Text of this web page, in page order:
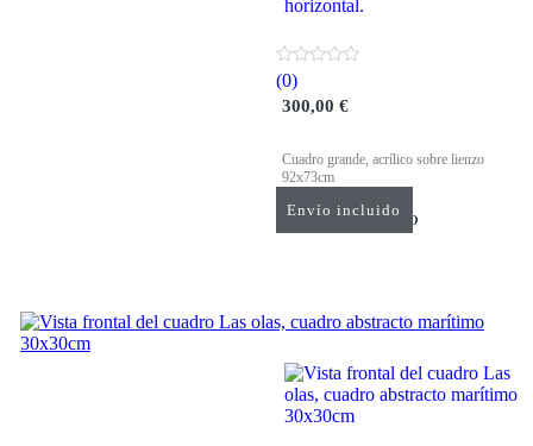
Envío incluido
(0)
300,00€
Cuadro grande, acrílico sobre lienzo
92x73cm
AÑADIR AL CARRITO